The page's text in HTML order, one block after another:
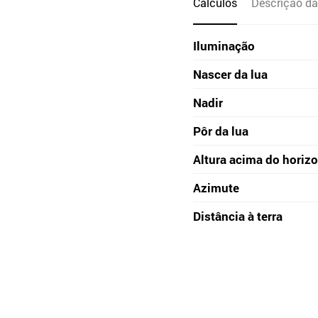
Iluminação
Nascer da lua
Nadir
Pôr da lua
Altura acima do
Azimute
Distância à terra